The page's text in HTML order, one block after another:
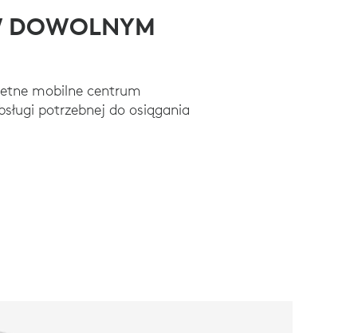
DOWOLNYM
mobilne centrum
potrzebnej do osiągania